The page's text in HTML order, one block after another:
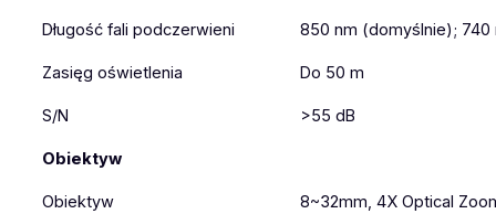
Długość fali podczerwieni 850 nm (domyślnie); 740
Zasięg oświetlenia Do 50 m
S/N >55 dB
Obiektyw
Obiektyw 8~32mm, 4X Optical